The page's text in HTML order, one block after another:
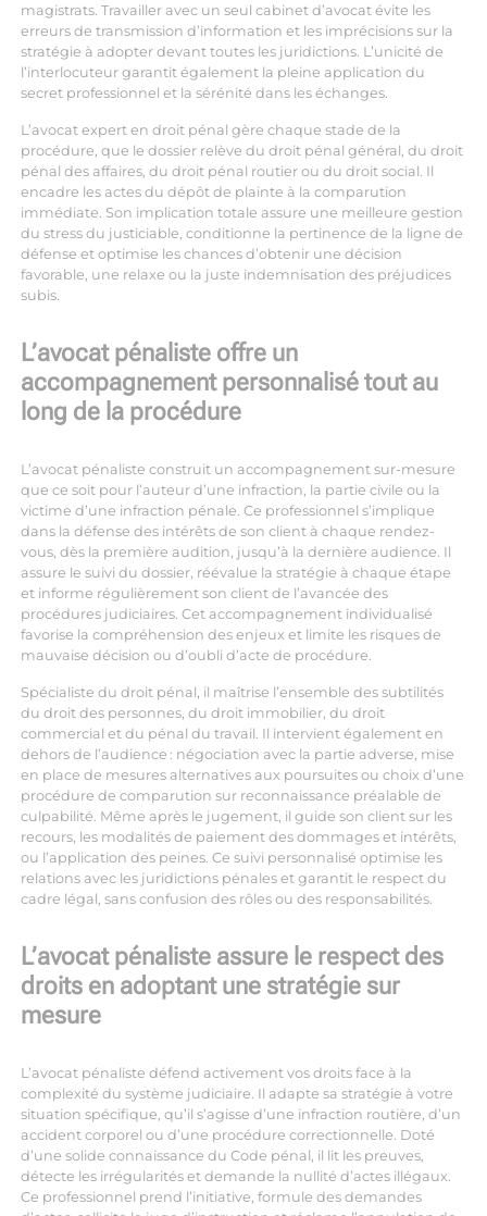
magistrats. Travailler avec un seul cabinet d’avocat évite les
erreurs de transmission d’information et les imprécisions sur la
stratégie à adopter devant toutes les juridictions. L’unicité de
l’interlocuteur garantit également la pleine application du
secret professionnel et la sérénité dans les échanges.
L’avocat expert en droit pénal gère chaque stade de la
procédure, que le dossier relève du droit pénal général, du droit
pénal des affaires, du droit pénal routier ou du droit social. Il
encadre les actes du dépôt de plainte à la comparution
immédiate. Son implication totale assure une meilleure gestion
du stress du justiciable, conditionne la pertinence de la ligne de
défense et optimise les chances d’obtenir une décision
favorable, une relaxe ou la juste indemnisation des préjudices
subis.
L’avocat pénaliste offre un
accompagnement personnalisé tout au
long de la procédure
L’avocat pénaliste construit un accompagnement sur-mesure
que ce soit pour l’auteur d’une infraction, la partie civile ou la
victime d’une infraction pénale. Ce professionnel s’implique
dans la défense des intérêts de son client à chaque rendez-
vous, dès la première audition, jusqu’à la dernière audience. Il
assure le suivi du dossier, réévalue la stratégie à chaque étape
et informe régulièrement son client de l’avancée des
procédures judiciaires. Cet accompagnement individualisé
favorise la compréhension des enjeux et limite les risques de
mauvaise décision ou d’oubli d’acte de procédure.
Spécialiste du droit pénal, il maîtrise l’ensemble des subtilités
du droit des personnes, du droit immobilier, du droit
commercial et du pénal du travail. Il intervient également en
dehors de l’audience : négociation avec la partie adverse, mise
en place de mesures alternatives aux poursuites ou choix d’une
procédure de comparution sur reconnaissance préalable de
culpabilité. Même après le jugement, il guide son client sur les
recours, les modalités de paiement des dommages et intérêts,
ou l’application des peines. Ce suivi personnalisé optimise les
relations avec les juridictions pénales et garantit le respect du
cadre légal, sans confusion des rôles ou des responsabilités.
L’avocat pénaliste assure le respect des
droits en adoptant une stratégie sur
mesure
L’avocat pénaliste défend activement vos droits face à la
complexité du système judiciaire. Il adapte sa stratégie à votre
situation spécifique, qu’il s’agisse d’une infraction routière, d’un
accident corporel ou d’une procédure correctionnelle. Doté
d’une solide connaissance du Code pénal, il lit les preuves,
détecte les irrégularités et demande la nullité d’actes illégaux.
Ce professionnel prend l’initiative, formule des demandes